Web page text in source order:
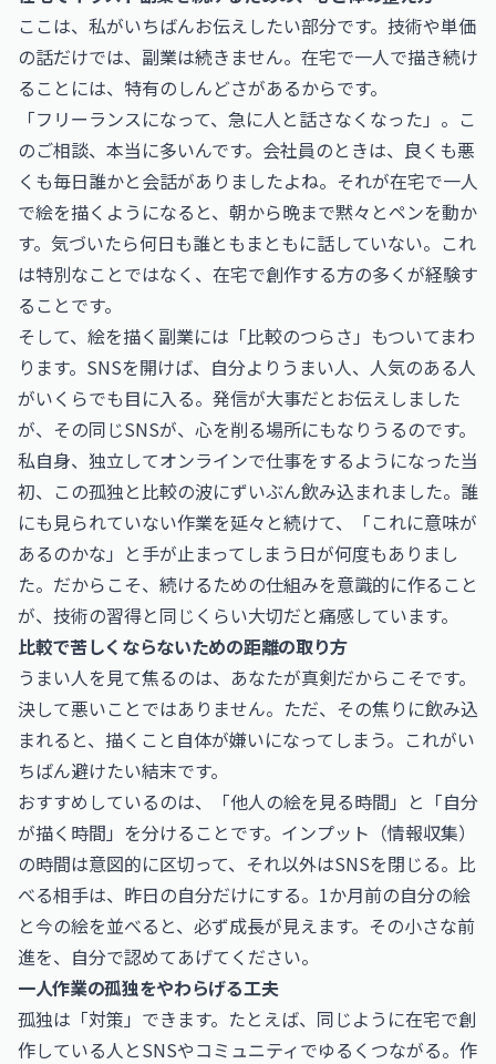
ここは、私がいちばんお伝えしたい部分です。技術や単価
の話だけでは、副業は続きません。在宅で一人で描き続け
ることには、特有のしんどさがあるからです。
「フリーランスになって、急に人と話さなくなった」。こ
のご相談、本当に多いんです。会社員のときは、良くも悪
くも毎日誰かと会話がありましたよね。それが在宅で一人
で絵を描くようになると、朝から晩まで黙々とペンを動か
す。気づいたら何日も誰ともまともに話していない。これ
は特別なことではなく、在宅で創作する方の多くが経験す
ることです。
そして、絵を描く副業には「比較のつらさ」もついてまわ
ります。SNSを開けば、自分よりうまい人、人気のある人
がいくらでも目に入る。発信が大事だとお伝えしました
が、その同じSNSが、心を削る場所にもなりうるのです。
私自身、独立してオンラインで仕事をするようになった当
初、この孤独と比較の波にずいぶん飲み込まれました。誰
にも見られていない作業を延々と続けて、「これに意味が
あるのかな」と手が止まってしまう日が何度もありまし
た。だからこそ、続けるための仕組みを意識的に作ること
が、技術の習得と同じくらい大切だと痛感しています。
比較で苦しくならないための距離の取り方
うまい人を見て焦るのは、あなたが真剣だからこそです。
決して悪いことではありません。ただ、その焦りに飲み込
まれると、描くこと自体が嫌いになってしまう。これがい
ちばん避けたい結末です。
おすすめしているのは、「他人の絵を見る時間」と「自分
が描く時間」を分けることです。インプット（情報収集）
の時間は意図的に区切って、それ以外はSNSを閉じる。比
べる相手は、昨日の自分だけにする。1か月前の自分の絵
と今の絵を並べると、必ず成長が見えます。その小さな前
進を、自分で認めてあげてください。
一人作業の孤独をやわらげる工夫
孤独は「対策」できます。たとえば、同じように在宅で創
作している人とSNSやコミュニティでゆるくつながる。作